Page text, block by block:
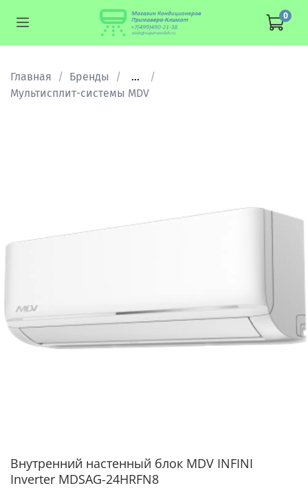
0
Главная Бренды
...
Мультисплит-cистемы MDV
Внутренний настенный блок MDV INFINI
Inverter MDSAG-24HRFN8